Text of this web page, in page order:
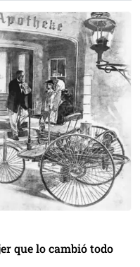
que lo cambió todo